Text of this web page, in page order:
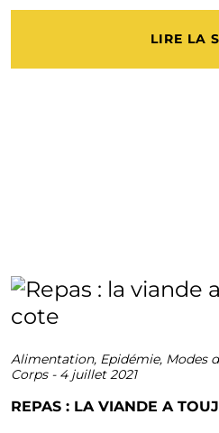
LIRE LA
Alimentation, Epidémie, Modes
Corps- 4 juillet 2021
REPAS : LA VIANDE A